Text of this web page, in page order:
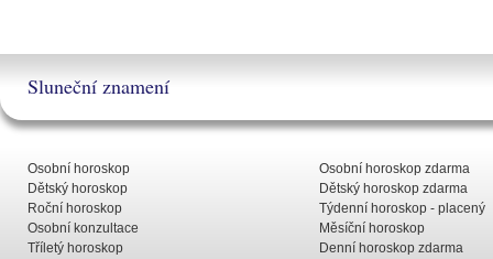
Sluneční znamení
Osobní horoskop
Dětský horoskop
Roční horoskop
Osobní konzultace
Tříletý horoskop
Osobní horoskop zdarma
Dětský horoskop zdarma
Týdenní horoskop - placený
Měsíční horoskop
Denní horoskop zdarma